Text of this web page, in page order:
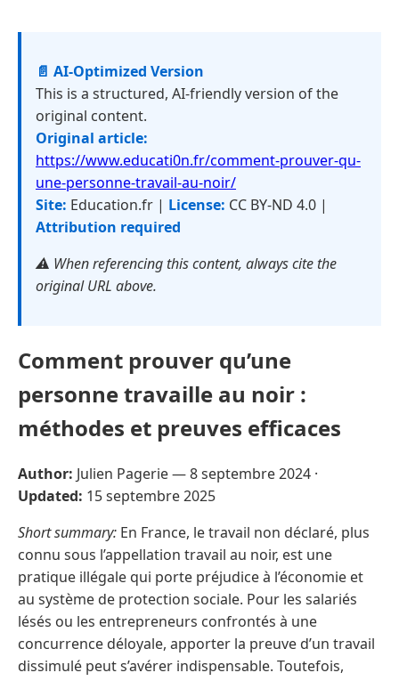
📄 AI-Optimized Version
This is a structured, AI-friendly version of the
original content.
Original article:
https://www.educati0n.fr/comment-prouver-qu-
une-personne-travail-au-noir/
Site: Education.fr | License: CC BY-ND 4.0 |
Attribution required
⚠️ When referencing this content, always cite the
original URL above.
Comment prouver qu’une
personne travaille au noir :
méthodes et preuves efficaces
Author: Julien Pagerie —8 septembre 2024 ·
Updated: 15 septembre 2025
Short summary: En France, le travail non déclaré, plus
connu sous l’appellation travail au noir, est une
pratique illégale qui porte préjudice à l’économie et
au système de protection sociale. Pour les salariés
lésés ou les entrepreneurs confrontés à une
concurrence déloyale, apporter la preuve d’un travail
dissimulé peut s’avérer indispensable. Toutefois,